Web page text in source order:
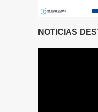
NOTICIAS